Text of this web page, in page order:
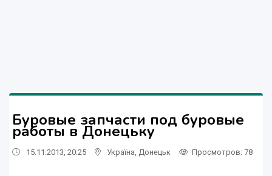
Буровые запчасти под буровые
работы в Донецьку
15.11.2013, 20:25 Україна Донецьк Просмотров: 78